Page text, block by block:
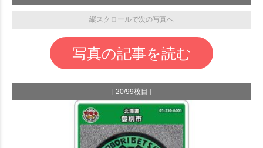
縦スクロールで次の写真へ
写真の記事を読む
[ 20/99枚目 ]